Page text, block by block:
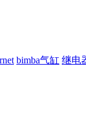
bimba气缸 继电